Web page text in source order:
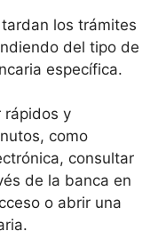
los trámites
del tipo de
específica.
rápidos y
como
consultar
de la banca en
o abrir una